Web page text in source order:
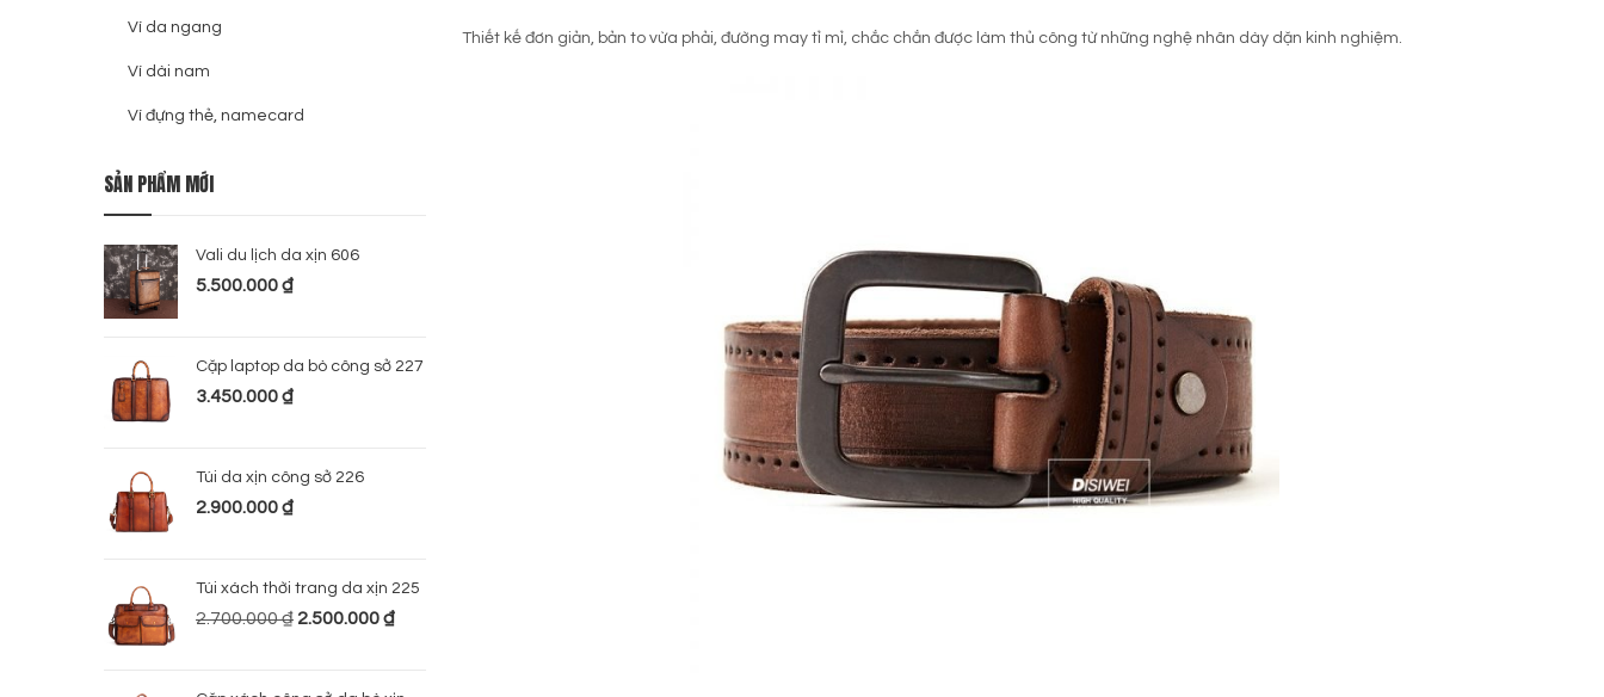
Thiết kế đơn giản, bản to vừa phải, đường may tỉ mỉ, chắc chắn được làm thủ công từ những nghệ nhân dày dặn kinh nghiệm.
Ví da ngang
Ví dài nam
Ví đựng thẻ, namecard
SẢN PHẨM MỚI
Vali du lịch da xịn 606
5.500.000₫
Cặp laptop da bò công sở 227
3.450.000₫
Túi da xịn công sở 226
2.900.000₫
Túi xách thời trang da xịn 225
2.700.000₫ 2.500.000₫